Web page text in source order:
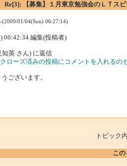
Re[3]: 【募集】１月東京勉強会のＬＴス
(2009/01/04(Sun) 06:27:14)
06:42:34 編集(投稿者)
知英 さん) に返信
ローズ済みの投稿にコメントを入れるの
ございます。
トピッ
こ